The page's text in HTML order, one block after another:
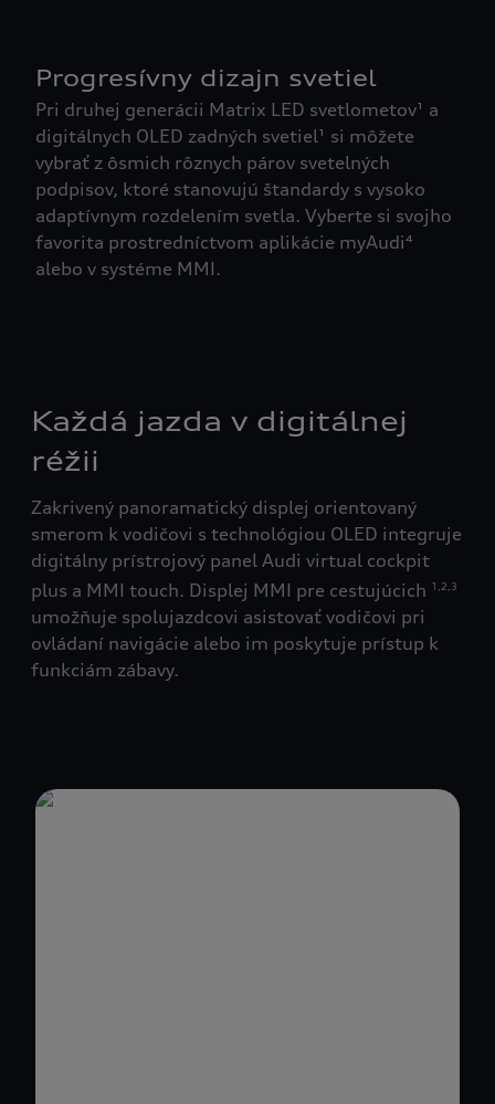
Progresívny dizajn svetiel
Pri druhej generácii Matrix LED svetlometov¹ a
digitálnych OLED zadných svetiel¹ si môžete
vybrať z ôsmich rôznych párov svetelných
podpisov, ktoré stanovujú štandardy s vysoko
adaptívnym rozdelením svetla. Vyberte si svojho
favorita prostredníctvom aplikácie myAudi⁴
alebo v systéme MMI.
Každá jazda v digitálnej
réžii
Zakrivený panoramatický displej orientovaný
smerom k vodičovi s technológiou OLED integruje
digitálny prístrojový panel Audi virtual cockpit
plus a MMI touch. Displej MMI pre cestujúcich 1,2,3
umožňuje spolujazdcovi asistovať vodičovi pri
ovládaní navigácie alebo im poskytuje prístup k
funkciám zábavy.